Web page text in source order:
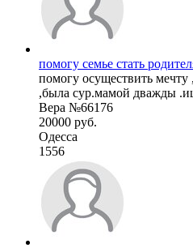
помогу семье стать
помогу осуществить мечту
,была сур.мамой дважды
Вера №66176
20000 руб.
Одесса
1556